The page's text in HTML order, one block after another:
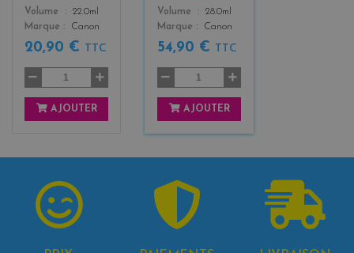
Color
Volume
22.0ml
Marque
Canon
20,90 € TTC
AJOUTER
Color
Volume
28.0ml
Marque
Canon
54,90 € TTC
AJOUTER